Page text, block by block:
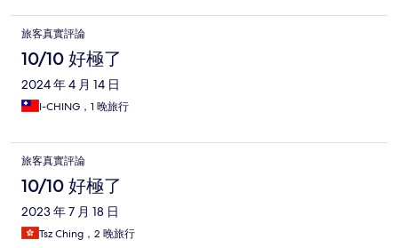
旅客真實評論
10/10 好極了
2024 年 4 月 14 日
I-CHING，1 晚旅行
旅客真實評論
10/10 好極了
2023 年 7 月 18 日
Tsz Ching，2 晚旅行